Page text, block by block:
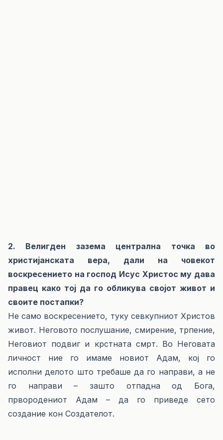
2. Велигден зазема централна точка во
христијанската вера, дали на човекот
воскресението на господ Исус Христос му дава
правец како тој да го обликува својот живот и
своите постапки?
Не само воскресението, туку севкупниот Христов
живот. Неговото послушание, смирение, трпение,
Неговиот подвиг и крстната смрт. Во Неговата
личност ние го имаме новиот Адам, кој го
исполни делото што требаше да го направи, а не
го направи – зашто отпадна од Бога,
првородениот Адам – да го приведе сето
создание кон Создателот.